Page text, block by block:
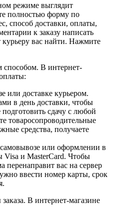
режиме выглядит
полностью форму по
способ доставки, оплаты,
к заказу написать
вас найти. Нажмите
В интернет-
или доставке курьером.
в день доставки, чтобы
сдачу с любой
товаросопроводительные
средства, получаете
или оформлении в
Visa и MasterCard. Чтобы
перенаправит вас на сервер
ввести номер карты, срок
В интернет-магазине